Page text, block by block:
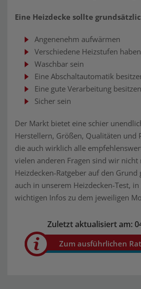
Eine Heizdecke sollte
Angenenehm aufwärmen
Verschiedene Heizstufen haben
Waschbar sein
Eine Abschaltautomatik
Eine gute Verarbeitung besitzen
Sicher sein
Der Markt bietet eine schier
Herstellern, Größen, Qualitäten und
die auch wirklich alle
vielen anderen Fragen sind wir
Heizdecken-Ratgeber auf den Grund
auch in unserem Heizdecken-Test,
wichtigen Infos zu dem jeweiligen
Zuletzt aktualisiert am:
Zum ausführlichen